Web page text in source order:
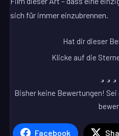
sich für immer einzubrennen.
Hat dir dieser
Klicke auf die
Bisher keine Bewertungen!
Facebook